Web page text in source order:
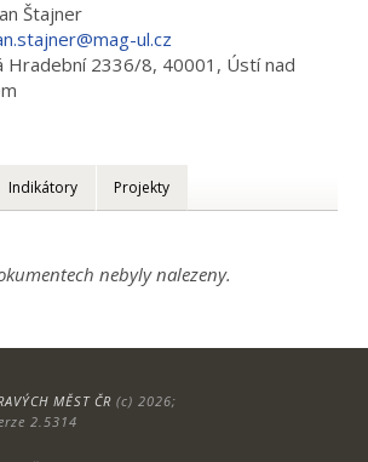
Štajner
ul.cz
Hradební 2336/8, 40001, Ústí nad
Indikátory Projekty
nebyly nalezeny.
MĚST ČR (c) 2026;
2.5314